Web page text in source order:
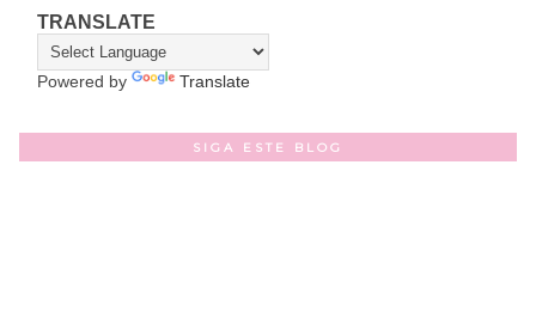
TRANSLATE
Powered by Translate
SIGA ESTE BLOG